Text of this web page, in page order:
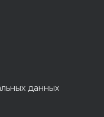
данных